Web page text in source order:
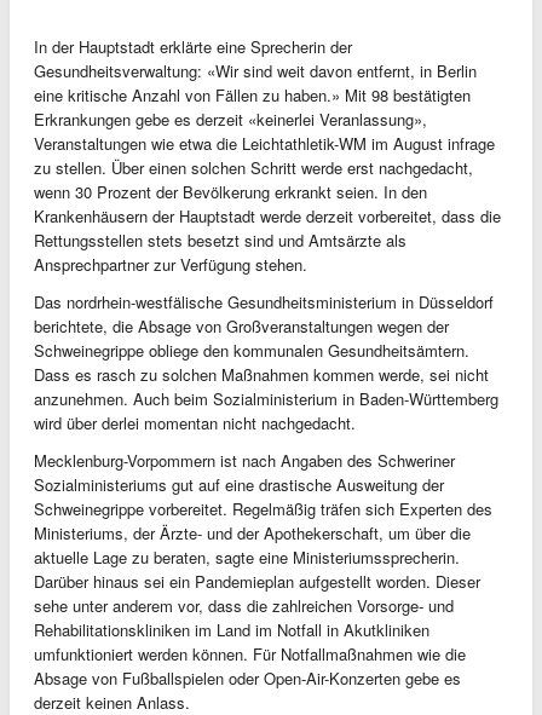
In der Hauptstadt erklärte eine Sprecherin der
Gesundheitsverwaltung: «Wir sind weit davon entfernt, in Berlin
eine kritische Anzahl von Fällen zu haben.» Mit 98 bestätigten
Erkrankungen gebe es derzeit «keinerlei Veranlassung»,
Veranstaltungen wie etwa die Leichtathletik-WM im August infrage
zu stellen. Über einen solchen Schritt werde erst nachgedacht,
wenn 30 Prozent der Bevölkerung erkrankt seien. In den
Krankenhäusern der Hauptstadt werde derzeit vorbereitet, dass die
Rettungsstellen stets besetzt sind und Amtsärzte als
Ansprechpartner zur Verfügung stehen.
Das nordrhein-westfälische Gesundheitsministerium in Düsseldorf
berichtete, die Absage von Großveranstaltungen wegen der
Schweinegrippe obliege den kommunalen Gesundheitsämtern.
Dass es rasch zu solchen Maßnahmen kommen werde, sei nicht
anzunehmen. Auch beim Sozialministerium in Baden-Württemberg
wird über derlei momentan nicht nachgedacht.
Mecklenburg-Vorpommern ist nach Angaben des Schweriner
Sozialministeriums gut auf eine drastische Ausweitung der
Schweinegrippe vorbereitet. Regelmäßig träfen sich Experten des
Ministeriums, der Ärzte- und der Apothekerschaft, um über die
aktuelle Lage zu beraten, sagte eine Ministeriumssprecherin.
Darüber hinaus sei ein Pandemieplan aufgestellt worden. Dieser
sehe unter anderem vor, dass die zahlreichen Vorsorge- und
Rehabilitationskliniken im Land im Notfall in Akutkliniken
umfunktioniert werden können. Für Notfallmaßnahmen wie die
Absage von Fußballspielen oder Open-Air-Konzerten gebe es
derzeit keinen Anlass.